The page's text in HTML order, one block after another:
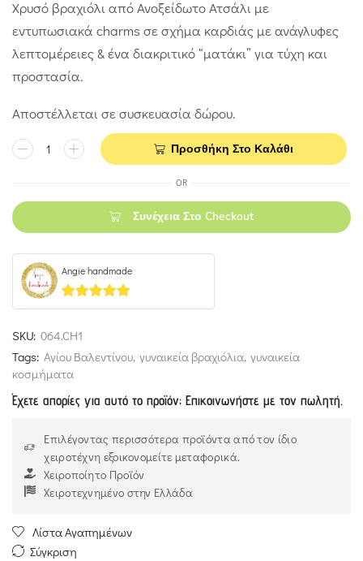
Χρυσό βραχιόλι από Ανοξείδωτο Ατσάλι με
εντυπωσιακά charms σε σχήμα καρδιάς με ανάγλυφες
λεπτομέρειες & ένα διακριτικό “ματάκι” για τύχη και
προστασία.
Αποστέλλεται σε συσκευασία δώρου.
Προσθήκη Στο Καλάθι
OR
Συνέχεια Στο Checkout
Angie handmade
5out of 5
SKU: 064.CH1
Tags: Αγίου Βαλεντίνου, γυναικεία βραχιόλια, γυναικεία
κοσμήματα
Έχετε απορίες για αυτό το προϊόν; Επικοινωνήστε με τον πωλητή.
Επιλέγοντας περισσότερα προϊόντα από τον ίδιο
χειροτέχνη εξοικονομείτε μεταφορικά.
Χειροποίητο Προϊόν
Χειροτεχνημένο στην Ελλάδα
Λίστα Αγαπημένων
Σύγκριση